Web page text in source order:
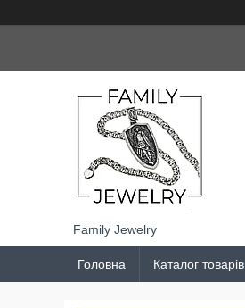
Family Jewelry
Головна Каталог товарів